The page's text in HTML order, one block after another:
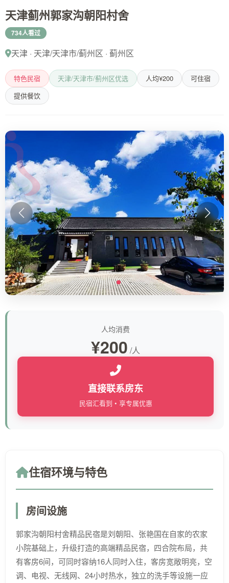
天津蓟州郭家沟朝阳村舍
734人看过
天津 · 天津/天津市/蓟州区 · 蓟州区
特色民宿 天津/天津市/蓟州区优选 人均¥200
可住宿
提供餐饮
人均消费
¥200 /人
直接联系房东
民宿汇看到 • 享专属优惠
住宿环境与特色
房间设施
郭家沟朝阳村舍精品民宿是刘朝阳、张艳国在自家的农家
小院基础上，升级打造的高端精品民宿，四合院布局，共
有客房6间，可同时容纳16人同时入住，客房宽敞明亮，空
调、电视、无线网、24小时热水，独立的洗手等设施一应